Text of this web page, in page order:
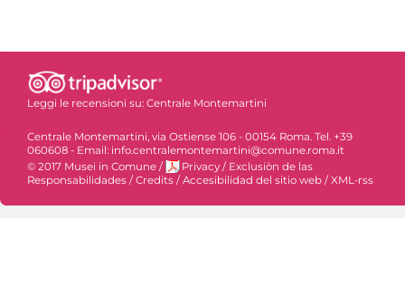
Leggi le recensioni su: Centrale Montemartini
Centrale Montemartini, via Ostiense 106 - 00154 Roma. Tel. +39
060608 - Email: info.centralemontemartini@comune.roma.it
© 2017 Musei in Comune / Privacy / Exclusiòn de las
Responsabilidades /Credits /Accesibilidad del sitio web /XML-rss